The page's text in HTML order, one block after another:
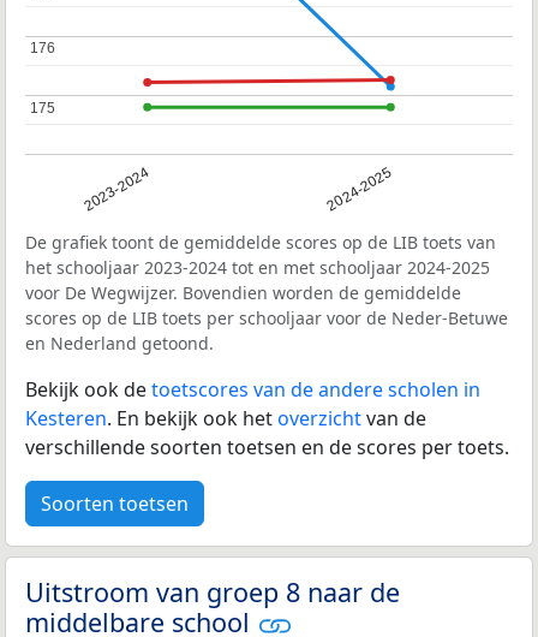
2023-2024 2024-2025
175
175
176
176
De grafiek toont de gemiddelde scores op de LIB toets van
het schooljaar 2023-2024 tot en met schooljaar 2024-2025
voor De Wegwijzer. Bovendien worden de gemiddelde
scores op de LIB toets per schooljaar voor de Neder-Betuwe
en Nederland getoond.
Bekijk ook detoetscores van de andere scholen in
Kesteren. En bekijk ook hetoverzichtvan de
verschillende soorten toetsen en de scores per toets.
Soorten toetsen
Uitstroom van groep 8 naar de
middelbare school